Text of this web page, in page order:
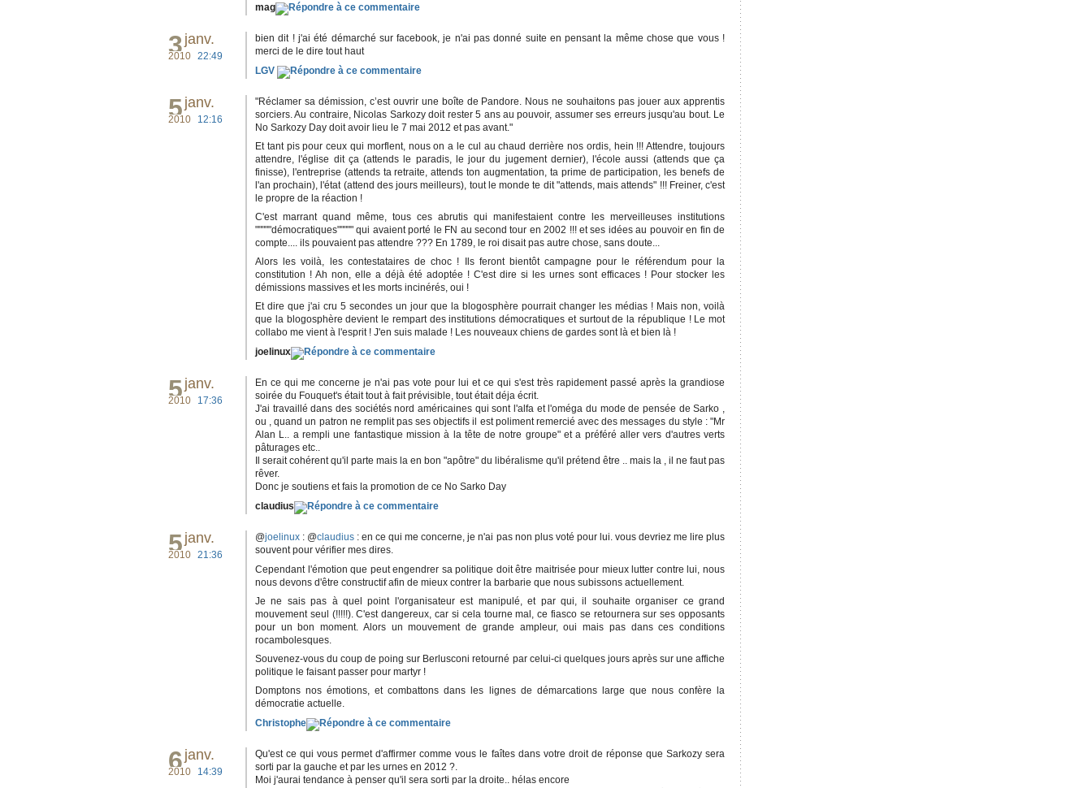
mag
3janv.
2010 22:49
bien dit ! j'ai été démarché sur facebook, je n'ai pas donné suite en pensant la même chose que vous !
merci de le dire tout haut
LGV
5janv.
2010 12:16
"Réclamer sa démission, c’est ouvrir une boîte de Pandore. Nous ne souhaitons pas jouer aux apprentis
sorciers. Au contraire, Nicolas Sarkozy doit rester 5 ans au pouvoir, assumer ses erreurs jusqu'au bout. Le
No Sarkozy Day doit avoir lieu le 7 mai 2012 et pas avant."
Et tant pis pour ceux qui morflent, nous on a le cul au chaud derrière nos ordis, hein !!! Attendre, toujours
attendre, l'église dit ça (attends le paradis, le jour du jugement dernier), l'école aussi (attends que ça
finisse), l'entreprise (attends ta retraite, attends ton augmentation, ta prime de participation, les benefs de
l'an prochain), l'état (attend des jours meilleurs), tout le monde te dit "attends, mais attends" !!! Freiner, c'est
le propre de la réaction !
C'est marrant quand même, tous ces abrutis qui manifestaient contre les merveilleuses institutions
"""""démocratiques""""" qui avaient porté le FN au second tour en 2002 !!! et ses idées au pouvoir en fin de
compte.... ils pouvaient pas attendre ??? En 1789, le roi disait pas autre chose, sans doute...
Alors les voilà, les contestataires de choc ! Ils feront bientôt campagne pour le référendum pour la
constitution ! Ah non, elle a déjà été adoptée ! C'est dire si les urnes sont efficaces ! Pour stocker les
démissions massives et les morts incinérés, oui !
Et dire que j'ai cru 5 secondes un jour que la blogosphère pourrait changer les médias ! Mais non, voilà
que la blogosphère devient le rempart des institutions démocratiques et surtout de la république ! Le mot
collabo me vient à l'esprit ! J'en suis malade ! Les nouveaux chiens de gardes sont là et bien là !
joelinux
5janv.
2010 17:36
En ce qui me concerne je n'ai pas vote pour lui et ce qui s'est très rapidement passé après la grandiose
soirée du Fouquet's était tout à fait prévisible, tout était déja écrit.
J'ai travaillé dans des sociétés nord américaines qui sont l'alfa et l'oméga du mode de pensée de Sarko ,
ou , quand un patron ne remplit pas ses objectifs il est poliment remercié avec des messages du style : "Mr
Alan L.. a rempli une fantastique mission à la tête de notre groupe" et a préféré aller vers d'autres verts
pâturages etc..
Il serait cohérent qu'il parte mais la en bon "apôtre" du libéralisme qu'il prétend être .. mais la , il ne faut pas
rêver.
Donc je soutiens et fais la promotion de ce No Sarko Day
claudius
5janv.
2010 21:36
@joelinux : @claudius : en ce qui me concerne, je n'ai pas non plus voté pour lui. vous devriez me lire plus
souvent pour vérifier mes dires.
Cependant l'émotion que peut engendrer sa politique doit être maitrisée pour mieux lutter contre lui, nous
nous devons d'être constructif afin de mieux contrer la barbarie que nous subissons actuellement.
Je ne sais pas à quel point l'organisateur est manipulé, et par qui, il souhaite organiser ce grand
mouvement seul (!!!!!). C'est dangereux, car si cela tourne mal, ce fiasco se retournera sur ses opposants
pour un bon moment. Alors un mouvement de grande ampleur, oui mais pas dans ces conditions
rocambolesques.
Souvenez-vous du coup de poing sur Berlusconi retourné par celui-ci quelques jours après sur une affiche
politique le faisant passer pour martyr !
Domptons nos émotions, et combattons dans les lignes de démarcations large que nous confère la
démocratie actuelle.
Christophe
6janv.
2010 14:39
Qu'est ce qui vous permet d'affirmer comme vous le faîtes dans votre droit de réponse que Sarkozy sera
sorti par la gauche et par les urnes en 2012 ?.
Moi j'aurai tendance à penser qu'il sera sorti par la droite.. hélas encore